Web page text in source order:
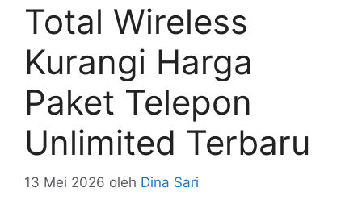
Total Wireless
Kurangi Harga
Paket Telepon
Unlimited Terbaru
13 Mei 2026 oleh Dina Sari